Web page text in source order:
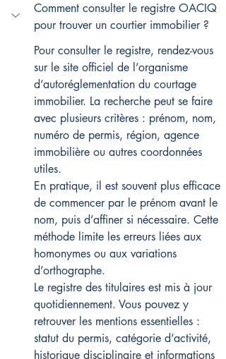
Comment consulter le registre OACIQ
pour trouver un courtier immobilier ?
Pour consulter le registre, rendez-vous
sur le site officiel de l’organisme
d’autoréglementation du courtage
immobilier. La recherche peut se faire
avec plusieurs critères : prénom, nom,
numéro de permis, région, agence
immobilière ou autres coordonnées
utiles.
En pratique, il est souvent plus efficace
de commencer par le prénom avant le
nom, puis d’affiner si nécessaire. Cette
méthode limite les erreurs liées aux
homonymes ou aux variations
d’orthographe.
Le registre des titulaires est mis à jour
quotidiennement. Vous pouvez y
retrouver les mentions essentielles :
statut du permis, catégorie d’activité,
historique disciplinaire et informations